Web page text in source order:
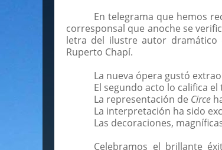
En telegrama que hemos
corresponsal que anoche se
letra del ilustre autor dramático
Ruperto Chapí.
La nueva ópera gustó
El segundo acto lo califica
La representación de Circe
La interpretación ha sido
Las decoraciones,
Celebramos el brillante